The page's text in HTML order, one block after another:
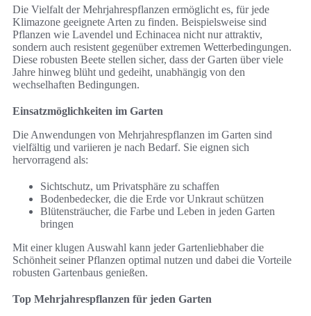
Die Vielfalt der Mehrjahrespflanzen ermöglicht es, für jede
Klimazone geeignete Arten zu finden. Beispielsweise sind
Pflanzen wie Lavendel und Echinacea nicht nur attraktiv,
sondern auch resistent gegenüber extremen Wetterbedingungen.
Diese robusten Beete stellen sicher, dass der Garten über viele
Jahre hinweg blüht und gedeiht, unabhängig von den
wechselhaften Bedingungen.
Einsatzmöglichkeiten im Garten
Die Anwendungen von Mehrjahrespflanzen im Garten sind
vielfältig und variieren je nach Bedarf. Sie eignen sich
hervorragend als:
Sichtschutz, um Privatsphäre zu schaffen
Bodenbedecker, die die Erde vor Unkraut schützen
Blütensträucher, die Farbe und Leben in jeden Garten
bringen
Mit einer klugen Auswahl kann jeder Gartenliebhaber die
Schönheit seiner Pflanzen optimal nutzen und dabei die Vorteile
robusten Gartenbaus genießen.
Top Mehrjahrespflanzen für jeden Garten